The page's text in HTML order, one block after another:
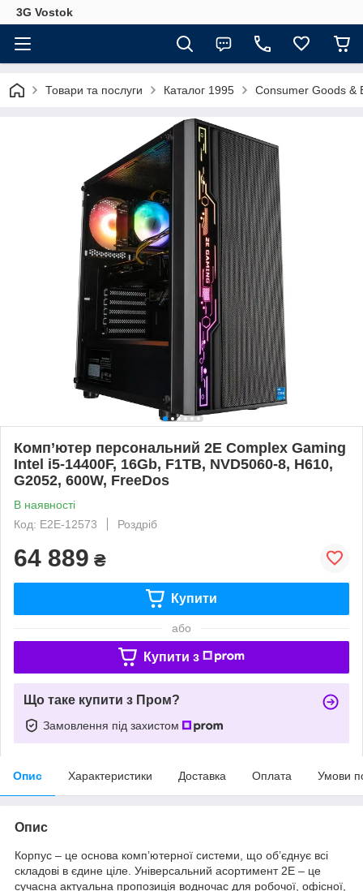
3G Vostok
Товари та послуги Каталог 1995 Consumer Goods &
Комп’ютер персональний 2E Complex Gaming
Intel i5-14400F, 16Gb, F1TB, NVD5060-8, H610,
G2052, 600W, FreeDos
В наявності
Код: E2E-12573
Роздріб
64 889 ₴
Купити
або
Купити з
Що таке купити з Пром?
Замовлення під захистом
Опис Характеристики Доставка Оплата Умови
Опис
Корпус – це основа комп’ютерної системи, що об’єднує всі
складові в єдине ціле. Універсальний асортимент 2E – це
сучасна актуальна пропозиція водночас для робочої, офісної,